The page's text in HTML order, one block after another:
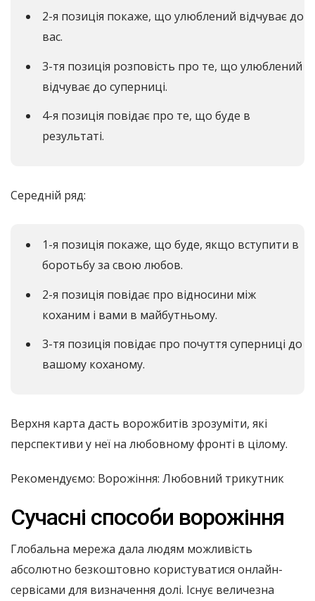
2-я позиція покаже, що улюблений відчуває до
вас.
3-тя позиція розповість про те, що улюблений
відчуває до суперниці.
4-я позиція повідає про те, що буде в
результаті.
Середній ряд:
1-я позиція покаже, що буде, якщо вступити в
боротьбу за свою любов.
2-я позиція повідає про відносини між
коханим і вами в майбутньому.
3-тя позиція повідає про почуття суперниці до
вашому коханому.
Верхня карта дасть ворожбитів зрозуміти, які
перспективи у неї на любовному фронті в цілому.
Рекомендуємо: Ворожіння: Любовний трикутник
Сучасні способи ворожіння
Глобальна мережа дала людям можливість
абсолютно безкоштовно користуватися онлайн-
сервісами для визначення долі. Існує величезна